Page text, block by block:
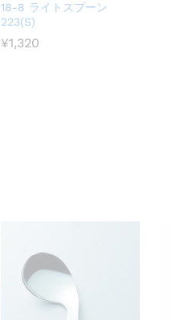
18-8 ライトスプーン
223(S)
¥1,320